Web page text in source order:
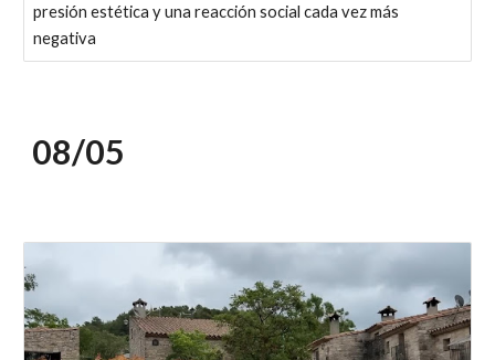
presión estética y una reacción social cada vez más
negativa
08/05